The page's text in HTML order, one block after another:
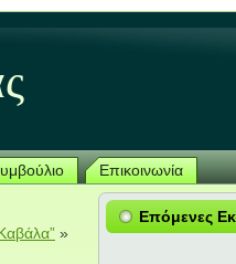
Επικοινωνία
»
Επόμενες